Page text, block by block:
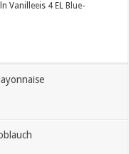
Vanilleeis 4 EL Blue-